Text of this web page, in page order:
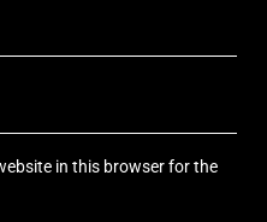
in this browser for the